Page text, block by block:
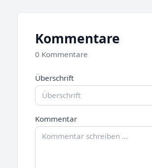
Kommentare
0 Kommentare
Überschrift
Kommentar